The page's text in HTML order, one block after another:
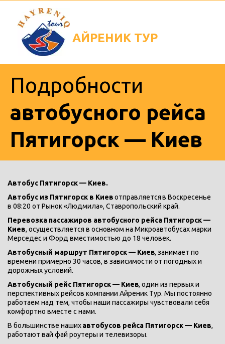
АЙРЕНИК ТУР
Подробности
автобусного рейса
Пятигорск — Киев
Автобус Пятигорск — Киев.
Автобус из Пятигорск в Киев отправляется в Воскресенье
в 08:20 от Рынок «Людмила», Ставропольский край.
Перевозка пассажиров автобусного рейса Пятигорск —
Киев, осуществляется в основном на Микроавтобусах марки
Мерседес и Форд вместимостью до 18 человек.
Автобусный маршрут Пятигорск — Киев, занимает по
времени примерно 30 часов, в зависимости от погодных и
дорожных условий.
Автобусный рейс Пятигорск — Киев, один из первых и
перспективных рейсов компании Айреник Тур. Мы постоянно
работаем над тем, чтобы наши пассажиры чувствовали себя
комфортно вместе с нами.
В большинстве наших автобусов рейса Пятигорск — Киев,
работают вай фай роутеры и телевизоры.